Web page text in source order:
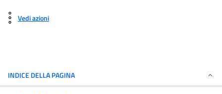
Vedi azioni
INDICE DELLA PAGINA